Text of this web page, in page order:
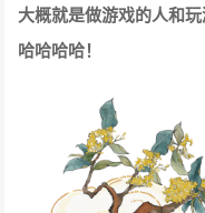
大概就是做游戏的人和
哈哈哈哈！